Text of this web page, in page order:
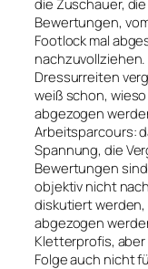
Bewertungen,
Footlock mal
Dressurreiten
weiß schon,
abgezogen
Arbeitsparcours:
Spannung, die
Bewertungen
objektiv nicht
diskutiert werden,
abgezogen
Kletterprofis,
Folge auch nicht